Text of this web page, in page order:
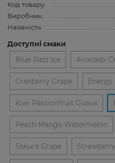
Код товару:
Виробник:
Наявність:
Доступні смаки
Blue Razz Ice
Avocado
Cranberry Grape Energy
Kiwi Passionfruit Guava
Peach Mango Watermelon
Sakura Grape